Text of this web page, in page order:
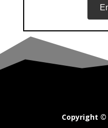
Copyright ©